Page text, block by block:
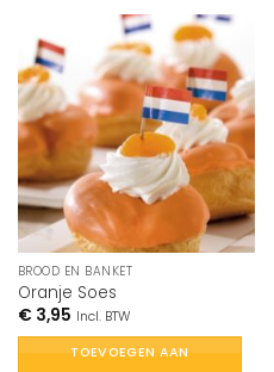
BROOD EN BANKET
Oranje Soes
€3,95 Incl. BTW
TOEVOEGEN AAN